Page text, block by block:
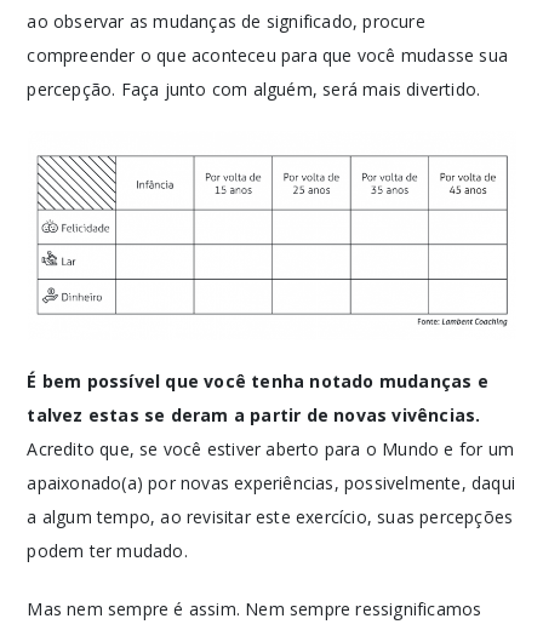
ao observar as mudanças de significado, procure
compreender o que aconteceu para que você mudasse sua
percepção. Faça junto com alguém, será mais divertido.
É bem possível que você tenha notado mudanças e
talvez estas se deram a partir de novas vivências.
Acredito que, se você estiver aberto para o Mundo e for um
apaixonado(a) por novas experiências, possivelmente, daqui
a algum tempo, ao revisitar este exercício, suas percepções
podem ter mudado.
Mas nem sempre é assim. Nem sempre ressignificamos